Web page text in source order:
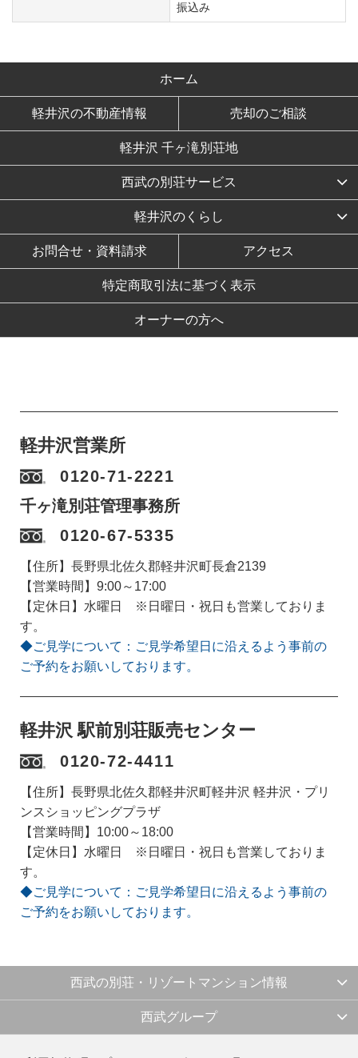
振込み
ホーム
軽井沢の不動産情報 売却のご相談
軽井沢 千ヶ滝別荘地
西武の別荘サービス
軽井沢のくらし
お問合せ・資料請求 アクセス
特定商取引法に基づく表示
オーナーの方へ
軽井沢営業所
0120-71-2221
千ヶ滝別荘管理事務所
0120-67-5335
【住所】長野県北佐久郡軽井沢町長倉2139
【営業時間】9:00～17:00
【定休日】水曜日 ※日曜日・祝日も営業しておりま
す。
◆ご見学について：ご見学希望日に沿えるよう事前の
ご予約をお願いしております。
軽井沢 駅前別荘販売センター
0120-72-4411
【住所】長野県北佐久郡軽井沢町軽井沢 軽井沢・プリ
ンスショッピングプラザ
【営業時間】10:00～18:00
【定休日】水曜日 ※日曜日・祝日も営業しておりま
す。
◆ご見学について：ご見学希望日に沿えるよう事前の
ご予約をお願いしております。
西武の別荘・リゾートマンション情報
西武グループ